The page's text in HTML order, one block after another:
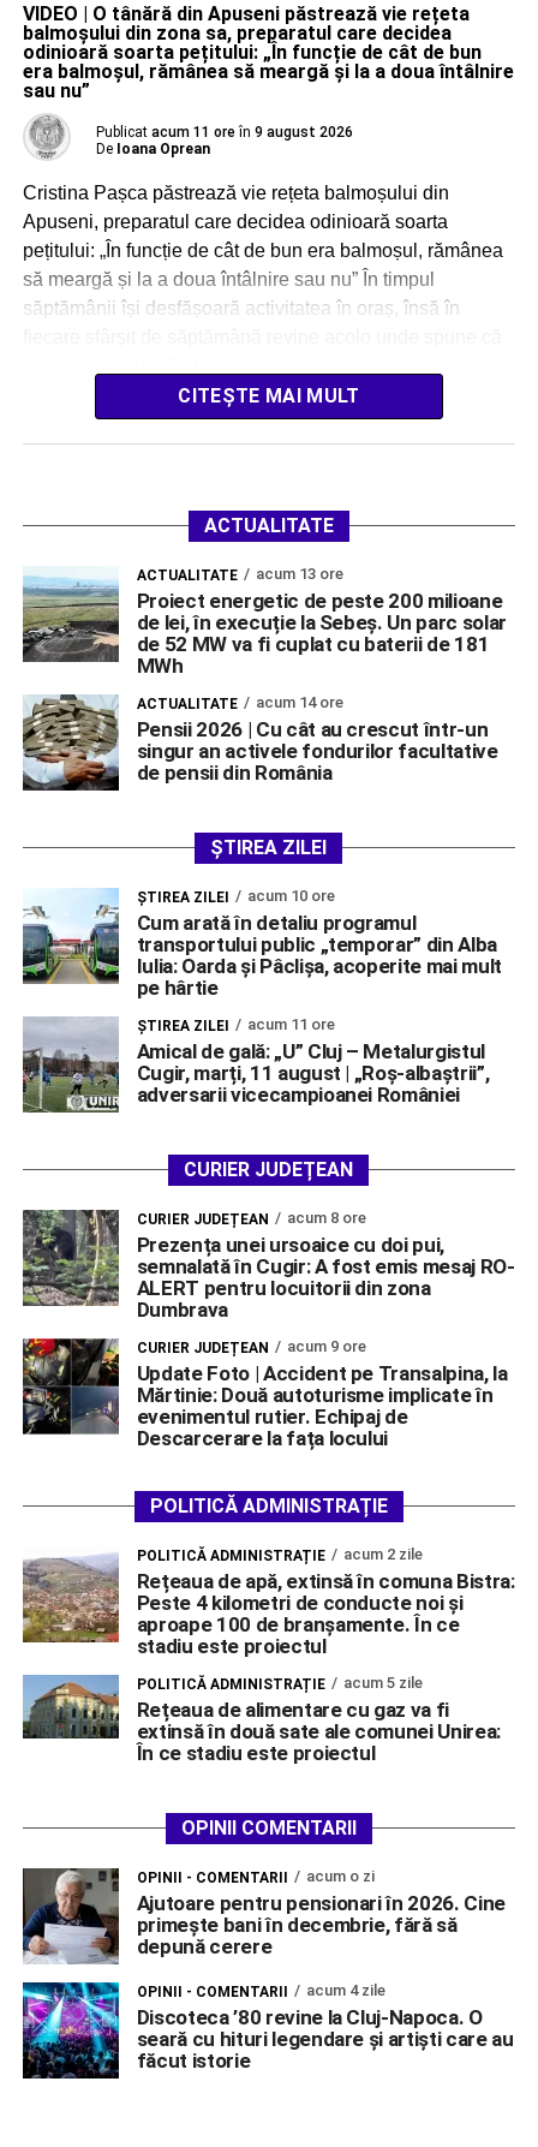
VIDEO | O tânără din Apuseni păstrează vie rețeta
balmoșului din zona sa, preparatul care decidea
odinioară soarta pețitului: „În funcție de cât de bun
era balmoșul, rămânea să meargă și la a doua întâlnire
sau nu”
Publicat acum 11 ore în 9 august 2026
De Ioana Oprean
Cristina Pașca păstrează vie rețeta balmoșului din
Apuseni, preparatul care decidea odinioară soarta
pețitului: „În funcție de cât de bun era balmoșul, rămânea
să meargă și la a doua întâlnire sau nu” În timpul
săptămânii își desfășoară activitatea în oraș, însă în
CITEȘTE MAI MULT
ACTUALITATE
ACTUALITATE acum 13 ore
Proiect energetic de peste 200 milioane
de lei, în execuție la Sebeș. Un parc solar
de 52 MW va fi cuplat cu baterii de 181
MWh
ACTUALITATE acum 14 ore
Pensii 2026 | Cu cât au crescut într-un
singur an activele fondurilor facultative
de pensii din România
ȘTIREA ZILEI
ŞTIREA ZILEI acum 10 ore
Cum arată în detaliu programul
transportului public „temporar” din Alba
Iulia: Oarda și Pâclișa, acoperite mai mult
pe hârtie
ŞTIREA ZILEI acum 11 ore
Amical de gală: „U” Cluj – Metalurgistul
Cugir, marți, 11 august | „Roș-albaștrii”,
adversarii vicecampioanei României
CURIER JUDEȚEAN
CURIER JUDEȚEAN acum 8 ore
Prezența unei ursoaice cu doi pui,
semnalată în Cugir: A fost emis mesaj RO-
ALERT pentru locuitorii din zona
Dumbrava
CURIER JUDEȚEAN acum 9 ore
Update Foto | Accident pe Transalpina, la
Mărtinie: Două autoturisme implicate în
evenimentul rutier. Echipaj de
Descarcerare la fața locului
POLITICĂ ADMINISTRAȚIE
POLITICĂ ADMINISTRAȚIE acum 2 zile
Rețeaua de apă, extinsă în comuna Bistra:
Peste 4 kilometri de conducte noi și
aproape 100 de branșamente. În ce
stadiu este proiectul
POLITICĂ ADMINISTRAȚIE acum 5 zile
Rețeaua de alimentare cu gaz va fi
extinsă în două sate ale comunei Unirea:
În ce stadiu este proiectul
OPINII COMENTARII
OPINII - COMENTARII acum o zi
Ajutoare pentru pensionari în 2026. Cine
primește bani în decembrie, fără să
depună cerere
OPINII - COMENTARII acum 4 zile
Discoteca ’80 revine la Cluj-Napoca. O
seară cu hituri legendare și artiști care au
făcut istorie